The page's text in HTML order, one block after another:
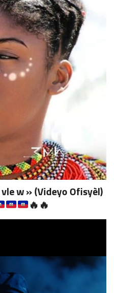
w » (Videyo Ofisyèl)
🔥🔥